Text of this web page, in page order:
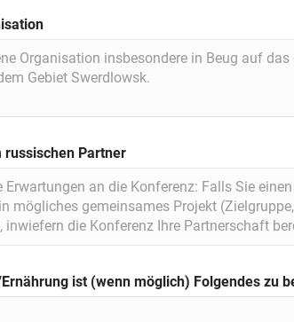
Partner
ist (wenn möglich) Folgendes zu